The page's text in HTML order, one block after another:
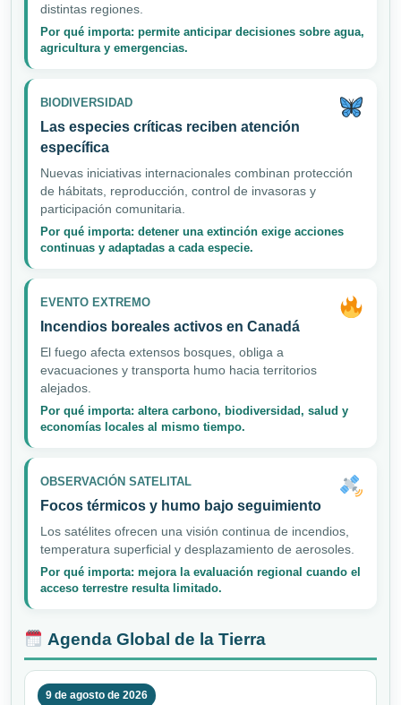
distintas regiones.
Por qué importa: permite anticipar decisiones sobre agua,
agricultura y emergencias.
BIODIVERSIDAD
Las especies críticas reciben atención
específica
Nuevas iniciativas internacionales combinan protección
de hábitats, reproducción, control de invasoras y
participación comunitaria.
Por qué importa: detener una extinción exige acciones
continuas y adaptadas a cada especie.
EVENTO EXTREMO
Incendios boreales activos en Canadá
El fuego afecta extensos bosques, obliga a
evacuaciones y transporta humo hacia territorios
alejados.
Por qué importa: altera carbono, biodiversidad, salud y
economías locales al mismo tiempo.
OBSERVACIÓN SATELITAL
Focos térmicos y humo bajo seguimiento
Los satélites ofrecen una visión continua de incendios,
temperatura superficial y desplazamiento de aerosoles.
Por qué importa: mejora la evaluación regional cuando el
acceso terrestre resulta limitado.
Agenda Global de la Tierra
9 de agosto de 2026